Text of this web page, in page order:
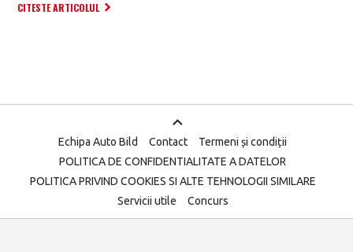
CITESTE ARTICOLUL
Echipa Auto Bild Contact
Termeni și condiții
POLITICA DE CONFIDENTIALITATE A DATELOR
POLITICA PRIVIND COOKIES SI ALTE TEHNOLOGII SIMILARE
Servicii utile
Concurs